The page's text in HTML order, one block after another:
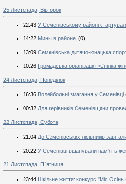
25 Листопада, Вівторок
22:43 У Семенівському районі
14:22 Мины в районе! (0)
13:09 Семенівська дитячо-юнацька
10:26 Громадська організація «Спілка
24 Листопада, Понеділок
16:36 Волейбольні змагання у Семенівці
00:32 Для керівників Семенівщини
22 Листопада, Субота
21:04 До Семенівських лісівників
20:22 У Семенівці вшанували пам'ять
21 Листопада, П`ятниця
23:44 Шкільне життя: конкурс "Міс